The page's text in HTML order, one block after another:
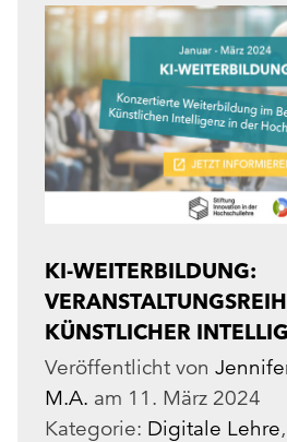
KI-WEITERBILDUNG:
KÜNSTLICHER
Veröffentlicht von
M.A. am 11. März 2024
Kategorie: Digitale Lehre,